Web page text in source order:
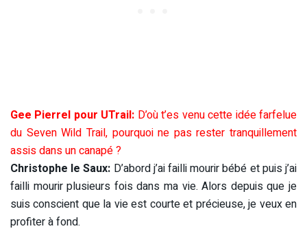
Gee Pierrel pour UTrail: D’où t’es venu cette idée farfelue
du Seven Wild Trail, pourquoi ne pas rester tranquillement
assis dans un canapé ?
Christophe le Saux: D’abord j’ai failli mourir bébé et puis j’ai
failli mourir plusieurs fois dans ma vie. Alors depuis que je
suis conscient que la vie est courte et précieuse, je veux en
profiter à fond.